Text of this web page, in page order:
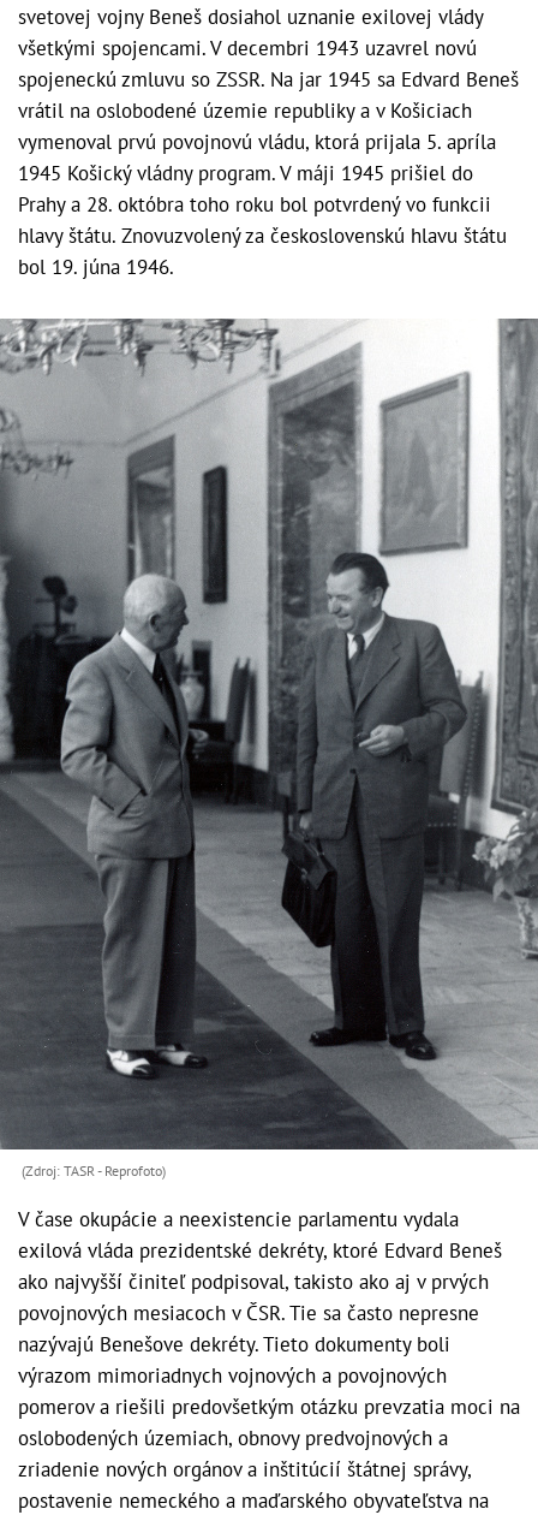
svetovej vojny Beneš dosiahol uznanie exilovej vlády
všetkými spojencami. V decembri 1943 uzavrel novú
spojeneckú zmluvu so ZSSR. Na jar 1945 sa Edvard Beneš
vrátil na oslobodené územie republiky a v Košiciach
vymenoval prvú povojnovú vládu, ktorá prijala 5. apríla
1945 Košický vládny program. V máji 1945 prišiel do
Prahy a 28. októbra toho roku bol potvrdený vo funkcii
hlavy štátu. Znovuzvolený za československú hlavu štátu
bol 19. júna 1946.
(Zdroj: TASR - Reprofoto)
V čase okupácie a neexistencie parlamentu vydala
exilová vláda prezidentské dekréty, ktoré Edvard Beneš
ako najvyšší činiteľ podpisoval, takisto ako aj v prvých
povojnových mesiacoch v ČSR. Tie sa často nepresne
nazývajú Benešove dekréty. Tieto dokumenty boli
výrazom mimoriadnych vojnových a povojnových
pomerov a riešili predovšetkým otázku prevzatia moci na
oslobodených územiach, obnovy predvojnových a
zriadenie nových orgánov a inštitúcií štátnej správy,
postavenie nemeckého a maďarského obyvateľstva na